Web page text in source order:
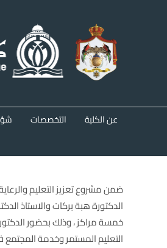
عن الكلية التخصصات
ضمن مشروع تعزيز التعليم
الدكتورة هبة بركات والاستاذ
خمسة مراكز ، وذلك بحضور
التعليم المستمر وخدمة